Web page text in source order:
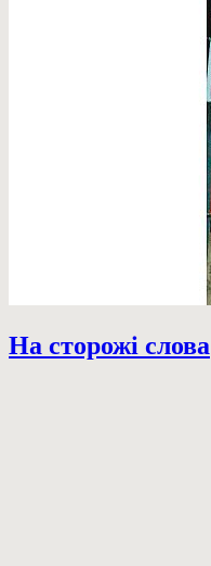
На сторожі слова